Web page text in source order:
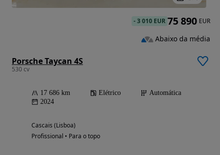
Porsche Taycan 4S
530 cv
17 686 km Elétrico
Automática
2024
Cascais (Lisboa)
Profissional • Para o topo
-3 010 EUR 75 890 EUR
Abaixo da média